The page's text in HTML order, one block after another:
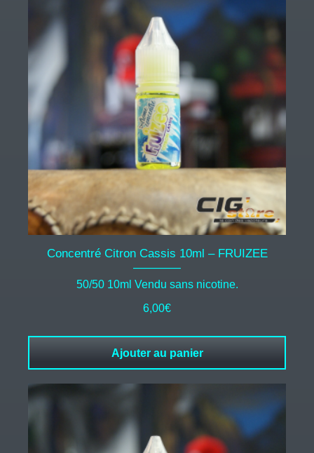
Concentré Citron Cassis 10ml – FRUIZEE
50/50 10ml Vendu sans nicotine.
6,00€
Ajouter au panier